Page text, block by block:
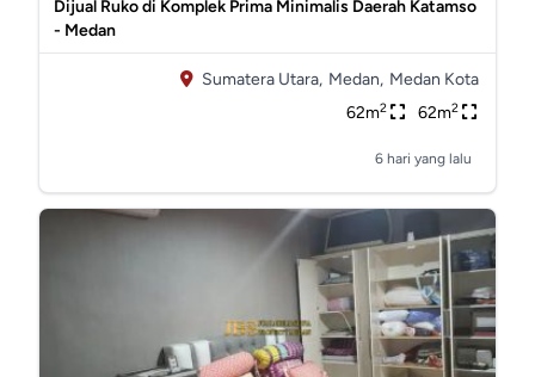
Dijual Ruko di Komplek Prima Minimalis Daerah Katamso
- Medan
Sumatera Utara, Medan, Medan Kota
62m2 62m2
6 hari yang lalu